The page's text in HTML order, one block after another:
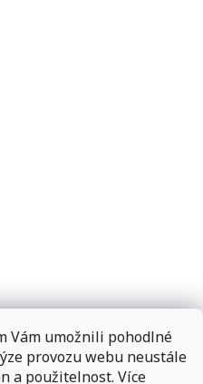
Vám umožnili pohodlné
provozu webu neustále
a použitelnost. Více
web společnosti